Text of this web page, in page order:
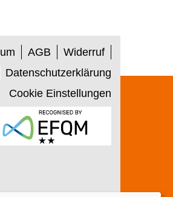
AGB
Widerruf
Datenschutzerklärung
Cookie Einstellungen